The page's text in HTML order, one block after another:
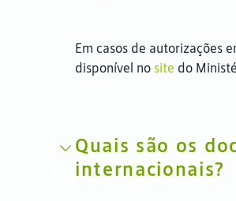
Em casos de autorizações
disponível no site do
Quais são os
internacionais?